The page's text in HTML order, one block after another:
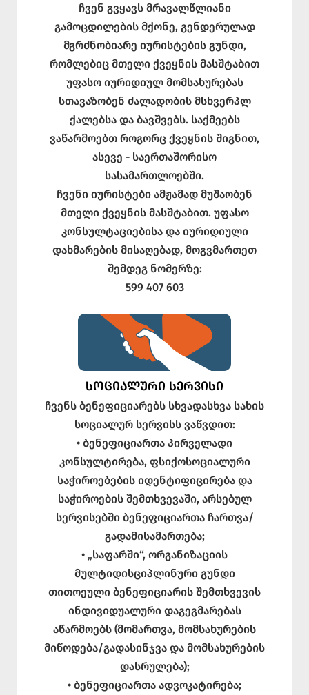
ჩვენ გვყავს მრავალწლიანი
გამოცდილების მქონე, გენდერულად
მგრძნობიარე იურისტების გუნდი,
რომლებიც მთელი ქვეყნის მასშტაბით
უფასო იურიდიულ მომსახურებას
სთავაზობენ ძალადობის მსხვერპლ
ქალებსა და ბავშვებს. საქმეებს
ვაწარმოებთ როგორც ქვეყნის შიგნით,
ასევე - საერთაშორისო
სასამართლოებში.
ჩვენი იურისტები ამჟამად მუშაობენ
მთელი ქვეყნის მასშტაბით. უფასო
კონსულტაციებისა და იურიდიული
დახმარების მისაღებად, მოგვმართეთ
შემდეგ ნომერზე:
599 407 603
ᲡᲝᲪᲘᲐᲚᲣᲠᲘ ᲡᲔᲠᲕᲘᲡᲘ
ჩვენს ბენეფიციარებს სხვადასხვა სახის
სოციალურ სერვისს ვაწვდით:
• ბენეფიციართა პირველადი
კონსულტირება, ფსიქოსოციალური
საჭიროებების იდენტიფიცირება და
საჭიროების შემთხვევაში, არსებულ
სერვისებში ბენეფიციართა ჩართვა/
გადამისამართება;
• „საფარში“, ორგანიზაციის
მულტიდისციპლინური გუნდი
თითოეული ბენეფიციარის შემთხვევის
ინდივიდუალური დაგეგმარებას
აწარმოებს (მომართვა, მომსახურების
მიწოდება/გადასინჯვა და მომსახურების
დასრულება);
• ბენეფიციართა ადვოკატირება;